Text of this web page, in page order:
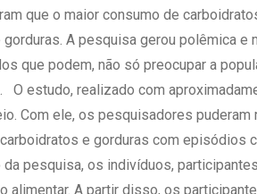
Médico
que o maior consumo de
A pesquisa gerou polêmica
que podem, não só preocupar a
O estudo, realizado com
Com ele, os pesquisadores
e gorduras com episódios
da pesquisa, os indivíduos,
alimentar. A partir disso, os